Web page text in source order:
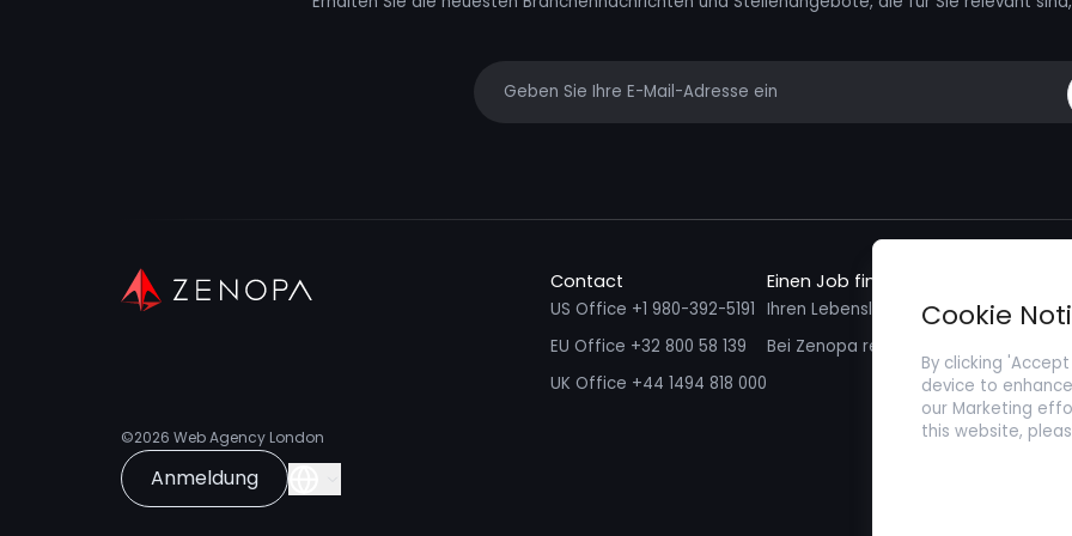
©2026 Web Agency London
Anmeldung
Contact
US Office +1 980-392-5191
EU Office +32 800 58 139
UK Office +44 1494 818 000
Einen Job finden
Ihren Lebenslauf einreichen
Bei Zenopa registrieren
Ich
Cookie
By clicking
device to
our Marketing
this website,